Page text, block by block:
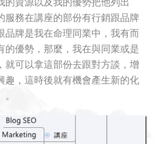
的資源以及我的優勢把他列出
服務在講座的部份有行銷跟品牌
品牌是我在命理同業中，我有而
的優勢，那麼，我在與同業或是
就可以拿這部份去跟對方談，增
趣，這時後就有機會產生新的化